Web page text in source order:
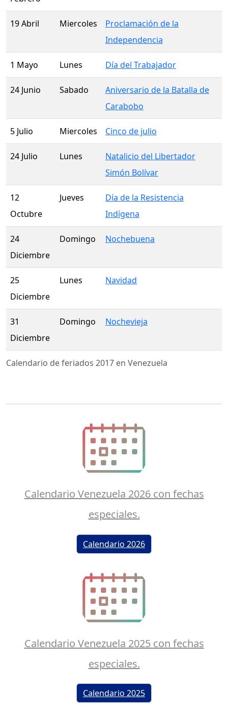
Calendario de feriados 2017 en Venezuela
19 Abril Miercoles
Proclamación de la
Independencia
1 Mayo Lunes Día del Trabajador
24 Junio Sabado
Aniversario de la Batalla de
Carabobo
5 Julio Miercoles Cinco de julio
24 Julio Lunes
Natalicio del Libertador
Simón Bolívar
12
Octubre
Jueves
Día de la Resistencia
Indígena
24
Diciembre
Domingo Nochebuena
25
Diciembre
Lunes Navidad
31
Diciembre
Domingo Nochevieja
Calendario Venezuela 2026 con fechas
especiales.
Calendario 2026
Calendario Venezuela 2025 con fechas
especiales.
Calendario 2025